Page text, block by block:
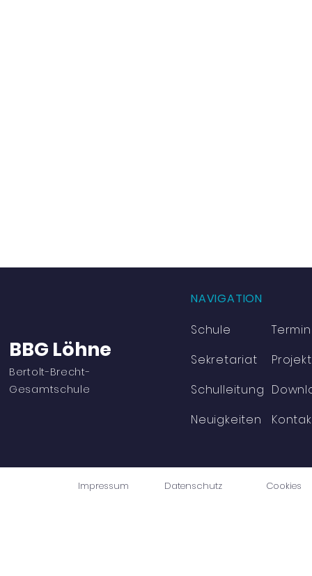
BBG Löhne
Bertolt-Brecht-
Gesamtschule
NAVIGATION
Schule
Sekretariat
Schulleitung
Neuigkeiten
Impressum Datenschutz Cookies